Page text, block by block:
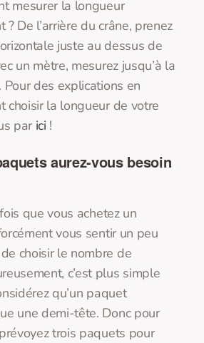
mesurer la longueur
? De l’arrière du crâne, prenez
juste au dessus de
un mètre, mesurez jusqu’à la
des explications en
choisir la longueur de votre
par ici !
aurez-vous besoin
que vous achetez un
vous sentir un peu
choisir le nombre de
c’est plus simple
qu’un paquet
une demi-tête. Donc pour
trois paquets pour